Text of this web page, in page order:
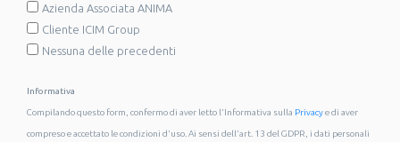
Azienda Associata ANIMA
Cliente ICIM Group
Nessuna delle precedenti
Informativa
Compilando questo form, confermo di aver letto l'Informativa sulla Privacye di aver
compreso e accettato le condizioni d'uso. Ai sensi dell'art. 13 del GDPR, i dati personali